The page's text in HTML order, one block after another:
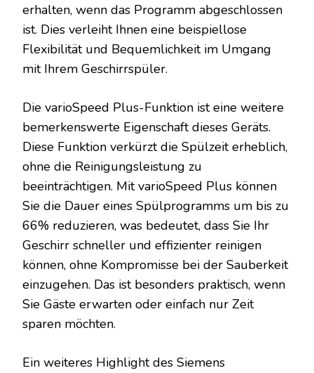
erhalten, wenn das Programm abgeschlossen
ist. Dies verleiht Ihnen eine beispiellose
Flexibilität und Bequemlichkeit im Umgang
mit Ihrem Geschirrspüler.
Die varioSpeed Plus-Funktion ist eine weitere
bemerkenswerte Eigenschaft dieses Geräts.
Diese Funktion verkürzt die Spülzeit erheblich,
ohne die Reinigungsleistung zu
beeinträchtigen. Mit varioSpeed Plus können
Sie die Dauer eines Spülprogramms um bis zu
66% reduzieren, was bedeutet, dass Sie Ihr
Geschirr schneller und effizienter reinigen
können, ohne Kompromisse bei der Sauberkeit
einzugehen. Das ist besonders praktisch, wenn
Sie Gäste erwarten oder einfach nur Zeit
sparen möchten.
Ein weiteres Highlight des Siemens